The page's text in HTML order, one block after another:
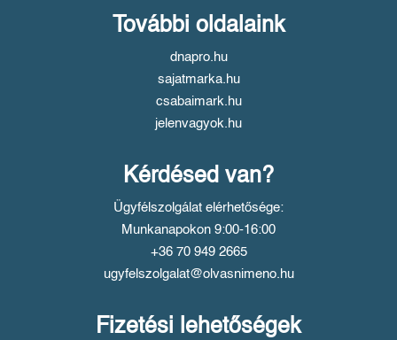
További oldalaink
dnapro.hu
sajatmarka.hu
csabaimark.hu
jelenvagyok.hu
Kérdésed van?
Ügyfélszolgálat elérhetősége:
Munkanapokon 9:00-16:00
+36 70 949 2665
ugyfelszolgalat@olvasnimeno.hu
Fizetési lehetőségek